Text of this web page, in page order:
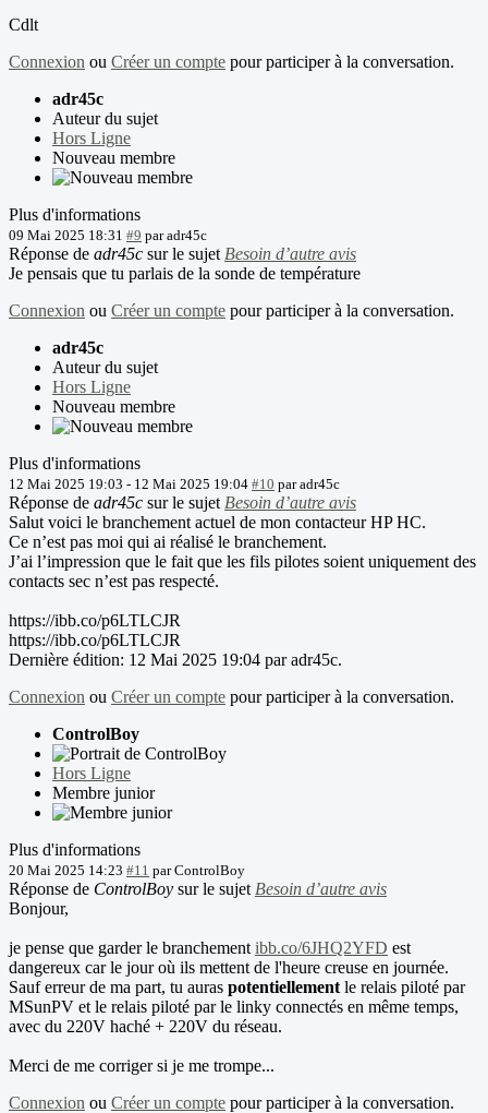
Cdlt
Connexion ou Créer un compte pour participer à la conversation.
adr45c
Auteur du sujet
Hors Ligne
Nouveau membre
Plus d'informations
09 Mai 2025 18:31 #9 paradr45c
Réponse de adr45c sur le sujet Besoin d’autre avis
Je pensais que tu parlais de la sonde de température
Connexion ou Créer un compte pour participer à la conversation.
adr45c
Auteur du sujet
Hors Ligne
Nouveau membre
Plus d'informations
12 Mai 2025 19:03 - 12 Mai 2025 19:04 #10 paradr45c
Réponse de adr45c sur le sujet Besoin d’autre avis
Salut voici le branchement actuel de mon contacteur HP HC.
Ce n’est pas moi qui ai réalisé le branchement.
J’ai l’impression que le fait que les fils pilotes soient uniquement des
contacts sec n’est pas respecté.
https://ibb.co/p6LTLCJR
https://ibb.co/p6LTLCJR
Dernière édition: 12 Mai 2025 19:04 paradr45c.
Connexion ou Créer un compte pour participer à la conversation.
ControlBoy
Hors Ligne
Membre junior
Plus d'informations
20 Mai 2025 14:23 #11 parControlBoy
Réponse de ControlBoy sur le sujet Besoin d’autre avis
Bonjour,
je pense que garder le branchement ibb.co/6JHQ2YFD est
dangereux car le jour où ils mettent de l'heure creuse en journée.
Sauf erreur de ma part, tu auras potentiellement le relais piloté par
MSunPV et le relais piloté par le linky connectés en même temps,
avec du 220V haché + 220V du réseau.
Merci de me corriger si je me trompe...
Connexion ou Créer un compte pour participer à la conversation.